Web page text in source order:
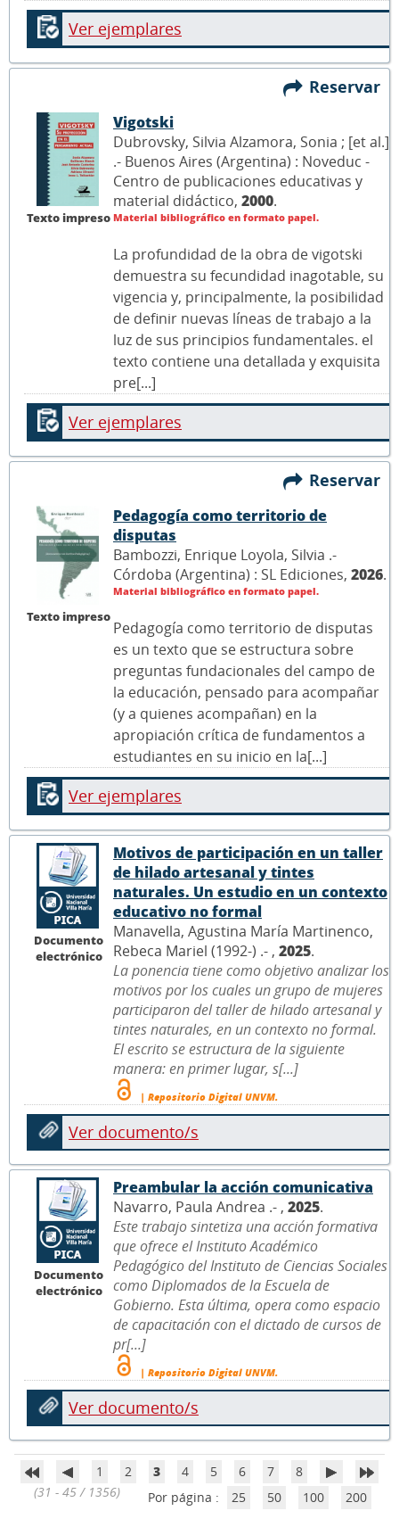
Ver ejemplares
Reservar
Texto impreso
Vigotski
Dubrovsky, Silvia Alzamora, Sonia ; [et al.]
.- Buenos Aires (Argentina) : Noveduc -
Centro de publicaciones educativas y
material didáctico, 2000.
Material bibliográfico en formato papel.
La profundidad de la obra de vigotski
demuestra su fecundidad inagotable, su
vigencia y, principalmente, la posibilidad
de definir nuevas líneas de trabajo a la
luz de sus principios fundamentales. el
texto contiene una detallada y exquisita
pre[...]
Ver ejemplares
Reservar
Texto impreso
Pedagogía como territorio de
disputas
Bambozzi, Enrique Loyola, Silvia .-
Córdoba (Argentina) : SL Ediciones, 2026.
Material bibliográfico en formato papel.
Pedagogía como territorio de disputas
es un texto que se estructura sobre
preguntas fundacionales del campo de
la educación, pensado para acompañar
(y a quienes acompañan) en la
apropiación crítica de fundamentos a
estudiantes en su inicio en la[...]
Ver ejemplares
Documento
electrónico
Motivos de participación en un taller
de hilado artesanal y tintes
naturales. Un estudio en un contexto
educativo no formal
Manavella, Agustina María Martinenco,
Rebeca Mariel (1992-) .- , 2025.
La ponencia tiene como objetivo analizar los
motivos por los cuales un grupo de mujeres
participaron del taller de hilado artesanal y
tintes naturales, en un contexto no formal.
El escrito se estructura de la siguiente
manera: en primer lugar, s[...]
| Repositorio Digital UNVM.
Ver documento/s
Documento
electrónico
Preambular la acción comunicativa
Navarro, Paula Andrea .- , 2025.
Este trabajo sintetiza una acción formativa
que ofrece el Instituto Académico
Pedagógico del Instituto de Ciencias Sociales
como Diplomados de la Escuela de
Gobierno. Esta última, opera como espacio
de capacitación con el dictado de cursos de
pr[...]
| Repositorio Digital UNVM.
Ver documento/s
1 2 3 4 5 6 7
8
(31 - 45 / 1356)
Por página : 25 50 100 200